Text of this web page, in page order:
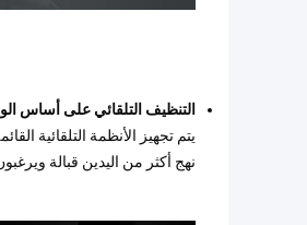
التنظيف التلقائي على أساس
يتم تجهيز الأنظمة التلقائية
نهج أكثر من اليدين قبالة